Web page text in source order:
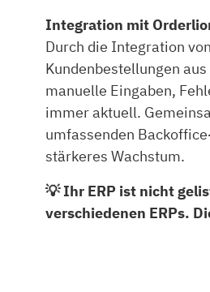
Integration mit
Durch die Integration
Kundenbestellungen
manuelle Eingaben,
immer aktuell.
umfassenden
stärkeres Wachstum.
💡 Ihr ERP ist nicht
verschiedenen ERPs.